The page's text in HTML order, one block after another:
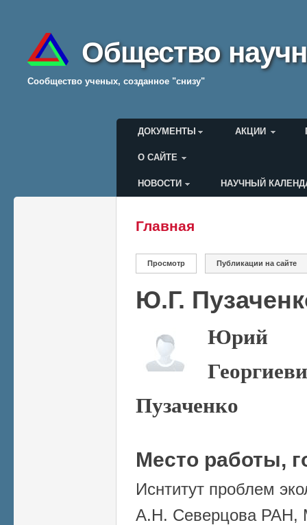
Общество
Cообщество ученых, созданное "снизу"
Главное меню
ДОКУМЕНТЫ АКЦИИ
О САЙТЕ
Меню пользователя
НОВОСТИ НАУЧНЫЙ
Вы здесь
Главная
Главные вкладки
Просмотр (активная вкладка)
Публикации на сайте
Ю.Г.
Юрий
Пузаченко
Место работы,
Иснтитут проблем
А.Н. Северцова РАН,